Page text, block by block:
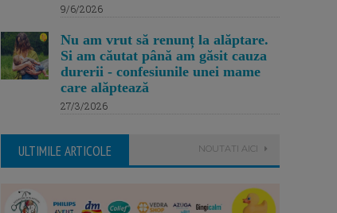
9/6/2026
Nu am vrut să renunț la alăptare.
Si am căutat până am găsit cauza
durerii - confesiunile unei mame
care alăptează
27/3/2026
ULTIMILE ARTICOLE NOUTATI AICI